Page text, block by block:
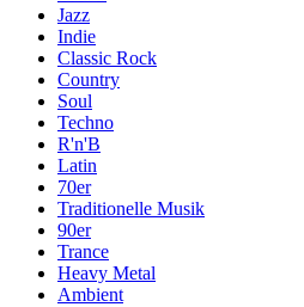
Jazz
Indie
Classic Rock
Country
Soul
Techno
R'n'B
Latin
70er
Traditionelle Musik
90er
Trance
Heavy Metal
Ambient